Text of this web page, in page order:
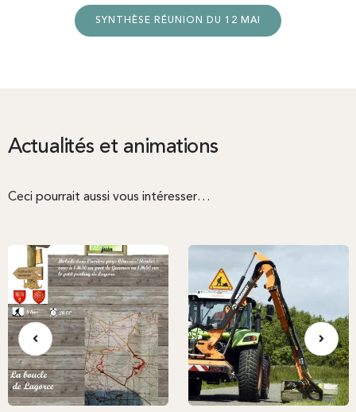
SYNTHÈSE RÉUNION DU 12 MAI
Actualités et animations
Ceci pourrait aussi vous intéresser…